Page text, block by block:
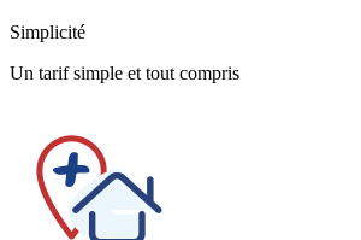
Simplicité
Un tarif simple et tout compris